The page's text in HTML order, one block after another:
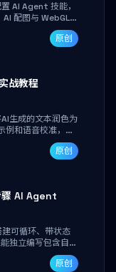
AI Agent 技能，
配图与 WebGL
钟即可产出可投
原创
战教程
生成的文本润色为
例和语音校准，让
合内容创作者和技
原创
骤 AI Agent
可循环、带状态
独立编写包含自动
并避开递归溢出、
原创